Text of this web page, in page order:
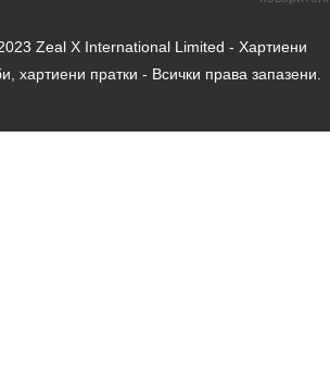
Zeal X International Limited - Хартиени
хартиени пратки - Всички права запазени.